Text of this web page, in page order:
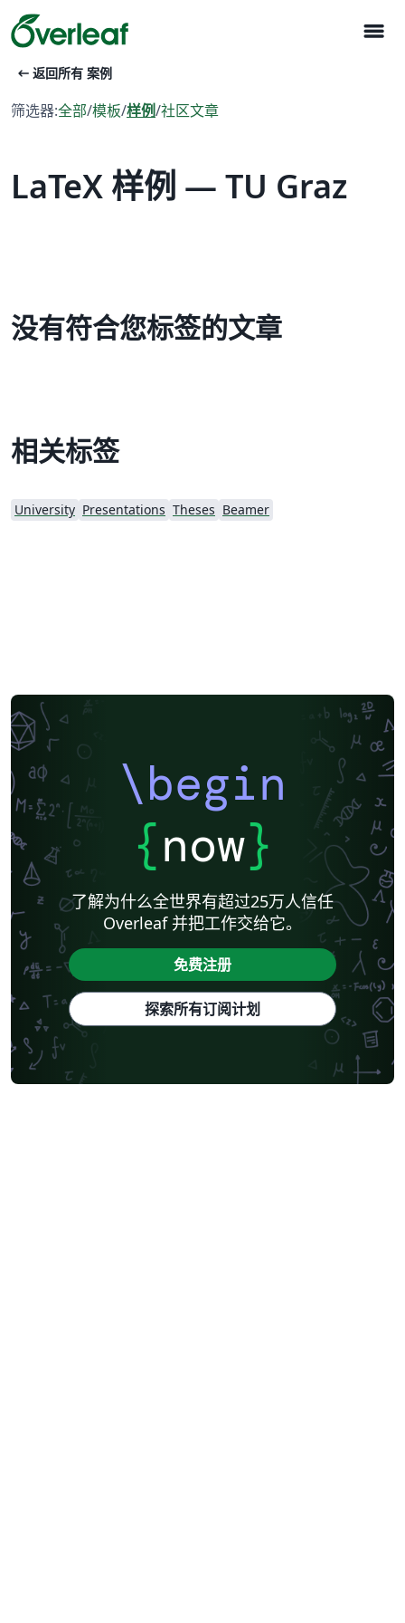
menu
arrow_left_alt 返回所有 案例
筛选器:全部/模板/样例/社区文章
LaTeX 样例 — TU Graz
没有符合您标签的文章
相关标签
University Presentations Theses Beamer
\begin
{now}
了解为什么全世界有超过25万人信任
Overleaf 并把工作交给它。
免费注册
探索所有订阅计划